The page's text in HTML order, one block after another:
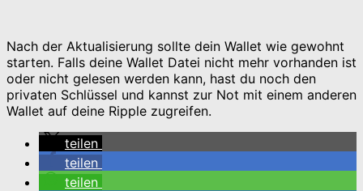
Nach der Aktualisierung sollte dein Wallet wie gewohnt
starten. Falls deine Wallet Datei nicht mehr vorhanden ist
oder nicht gelesen werden kann, hast du noch den
privaten Schlüssel und kannst zur Not mit einem anderen
Wallet auf deine Ripple zugreifen.
teilen
teilen
teilen